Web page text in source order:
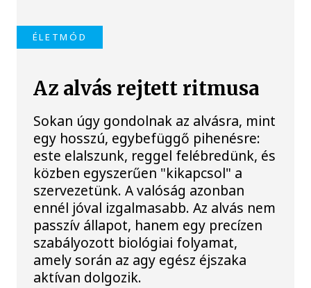
ÉLETMÓD
Az alvás rejtett ritmusa
Sokan úgy gondolnak az alvásra, mint
egy hosszú, egybefüggő pihenésre:
este elalszunk, reggel felébredünk, és
közben egyszerűen "kikapcsol" a
szervezetünk. A valóság azonban
ennél jóval izgalmasabb. Az alvás nem
passzív állapot, hanem egy precízen
szabályozott biológiai folyamat,
amely során az agy egész éjszaka
aktívan dolgozik.